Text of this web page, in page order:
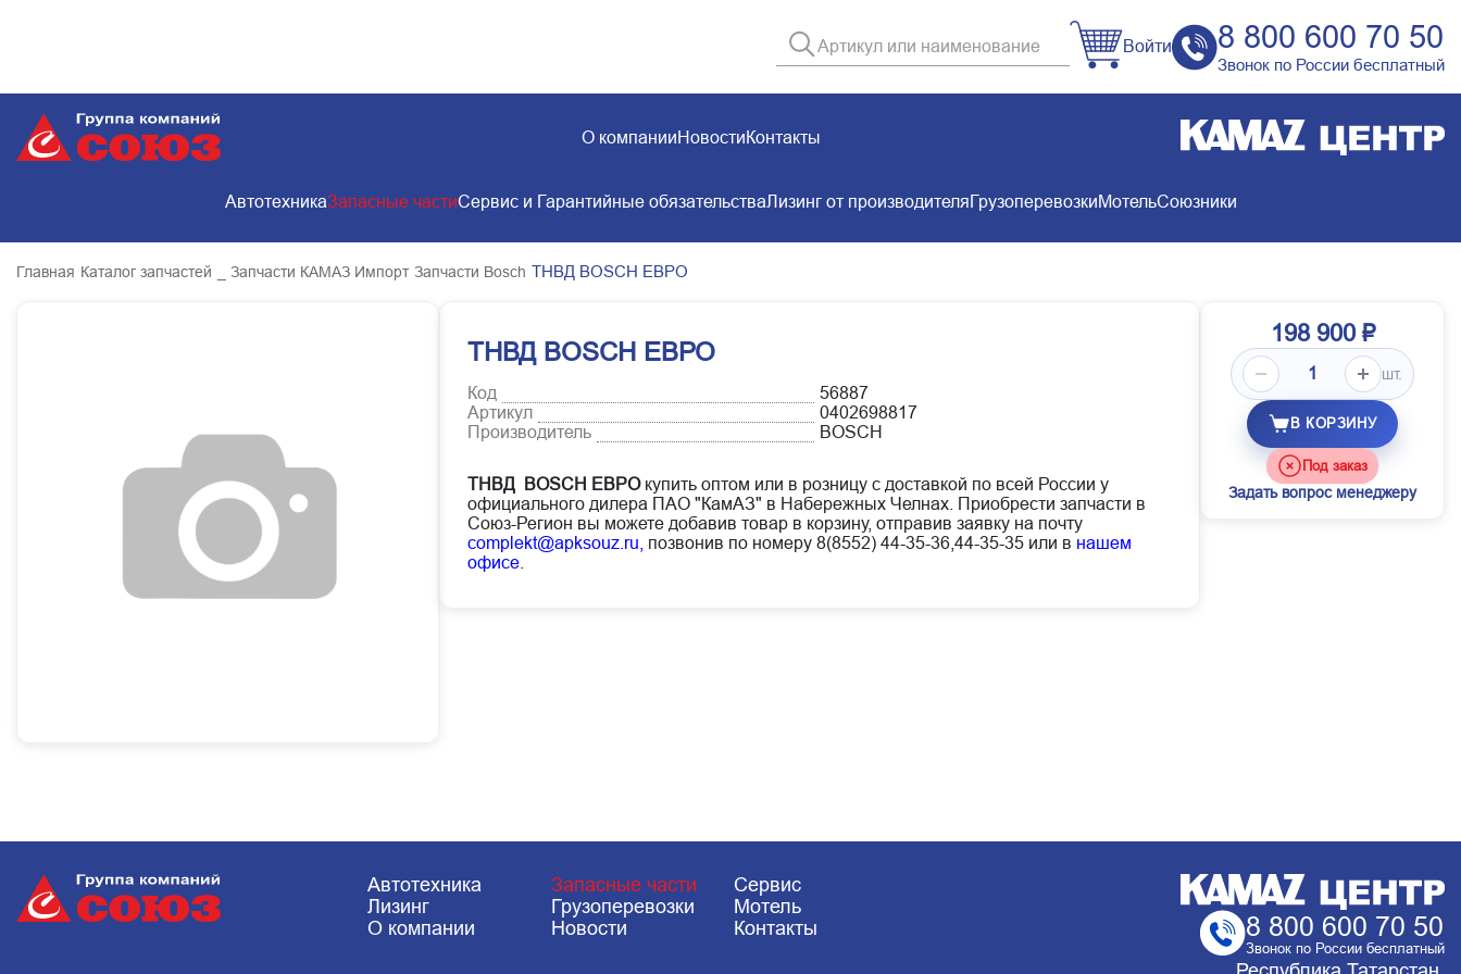
Войти 8 800 600 70 50
Звонок по России бесплатный
О компанииНовостиКонтакты
АвтотехникаЗапасные частиСервис и Гарантийные обязательстваЛизинг от производителяГрузоперевозкиМотельСоюзники
Главная Каталог запчастей _ Запчасти КАМАЗ Импорт Запчасти Bosch ТНВД BOSCH ЕВРО
ТНВД BOSCH ЕВРО
Код
56887
Артикул
0402698817
Производитель
BOSCH
ТНВД BOSCH ЕВРОкупить оптом или в розницу с доставкой по всей России у
официального дилера ПАО "КамАЗ" в Набережных Челнах. Приобрести запчасти в
Союз-Регион вы можете добавив товар в корзину, отправив заявку на почту
complekt@apksouz.ru, позвонив по номеру 8(8552) 44-35-36,44-35-35 или в нашем
офисе
198 900 ₽
шт.
В КОРЗИНУ
Под заказ
Задать вопрос менеджеру
Автотехника Запасные части
Сервис
Лизинг
Грузоперевозки
Мотель
О компании
Новости Контакты 8 800 600 70 50
Звонок по России бесплатный